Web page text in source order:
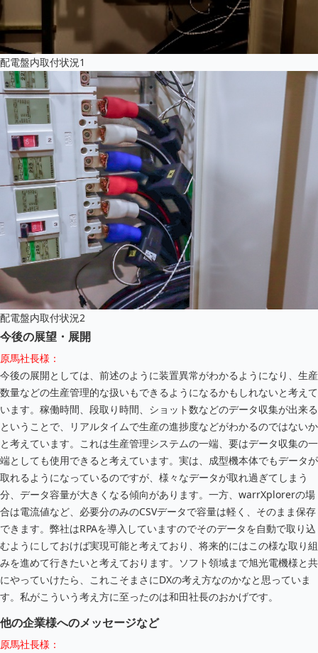
配電盤内取付状況1
配電盤内取付状況2
今後の展望・展開
原馬社長様：
今後の展開としては、前述のように装置異常がわかるようになり、生産
数量などの生産管理的な扱いもできるようになるかもしれないと考えて
います。稼働時間、段取り時間、ショット数などのデータ収集が出来る
ということで、リアルタイムで生産の進捗度などがわかるのではないか
と考えています。これは生産管理システムの一端、要はデータ収集の一
端としても使用できると考えています。実は、成型機本体でもデータが
取れるようになっているのですが、様々なデータが取れ過ぎてしまう
分、データ容量が大きくなる傾向があります。一方、warrXplorerの場
合は電流値など、必要分のみのCSVデータで容量は軽く、そのまま保存
できます。弊社はRPAを導入していますのでそのデータを自動で取り込
むようにしておけば実現可能と考えており、将来的にはこの様な取り組
みを進めて行きたいと考えております。ソフト領域まで旭光電機様と共
にやっていけたら、これこそまさにDXの考え方なのかなと思っていま
す。私がこういう考え方に至ったのは和田社長のおかげです。
他の企業様へのメッセージなど
原馬社長様：